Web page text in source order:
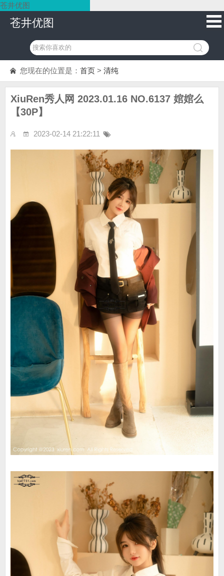
苍井优图
苍井优图
您现在的位置是： 首页 > 清纯
XiuRen秀人网 2023.01.16 NO.6137 婠婠么
【30P】
2023-02-14 21:22:11